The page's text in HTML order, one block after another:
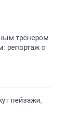
тренером
репортаж с
пейзажи,